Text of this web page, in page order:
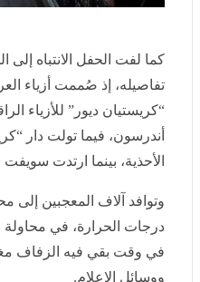
تفاصيله، إذ صُممت أزياء
“كريستيان ديور” للأزياء
فيما تولت دار “كريستيان
ارتدت سويفت مجوهرات من
وتوافد آلاف المعجبين إلى
الحرارة، في محاولة
بقي فيه الزفاف مغلقًا
الإعلام.